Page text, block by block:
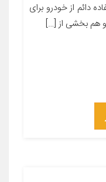
دائم از خودرو برای
هم بخشی از […]